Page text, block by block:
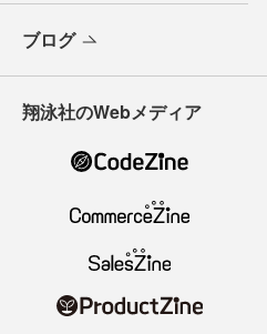
ブログ
翔泳社のWebメディア